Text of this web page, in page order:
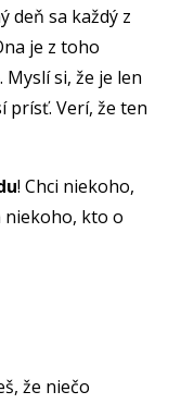
deň sa každý z
je z toho
. Myslí si, že je len
prísť. Verí, že ten
! Chci niekoho,
niekoho, kto o
že niečo